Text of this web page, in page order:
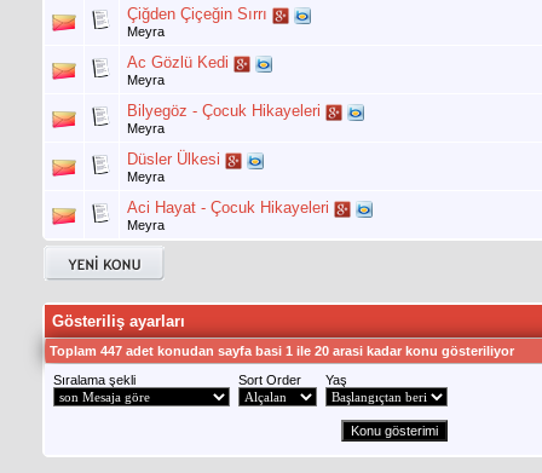
Çiğden Çiçeğin Sırrı
Meyra
Ac Gözlü Kedi
Meyra
Bilyegöz - Çocuk Hikayeleri
Meyra
Düsler Ülkesi
Meyra
Aci Hayat - Çocuk Hikayeleri
Meyra
Gösteriliş ayarları
Toplam 447 adet konudan sayfa basi 1 ile 20 arasi kadar konu gösteriliyor
Sıralama şekli
Sort Order Yaş